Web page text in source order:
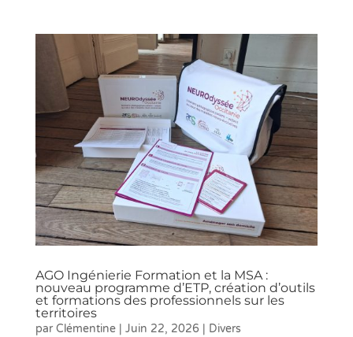
AGO Ingénierie Formation et la MSA :
nouveau programme d’ETP, création d’outils
et formations des professionnels sur les
territoires
par Clémentine| Juin 22, 2026 Divers